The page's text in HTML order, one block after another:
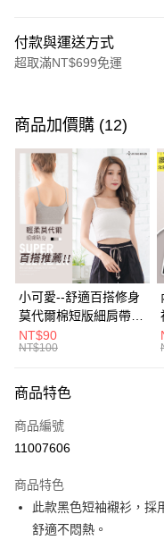
付款與運送方式
超取滿NT$699免運
信用卡一次付款
超商取貨付款
LINE Pay
Apple Pay
街口支付
悠遊付
Google Pay
全盈+PAY
大哥付你分期
【大哥付你分期使用說明】
1.本服務由台灣大哥大提供，
流程，驗證手機門號後，選擇
成交易。
3.實際核准額度、可分期數及
4.訂單成立30分鐘內，如未
AFTEE先享後付
【關於「AFTEE先享後付」】
AFTEE先享後付是「在收到
便利好安心！
１．簡單：不需註冊會員、不
ATM付款
商品加價購 (12)
小可愛--舒適百搭修身
莫代爾棉短版細肩帶素
色背心(白.黑.灰L-2L)-
U582眼圈熊中大尺碼
NT$90
NT$100
商品特色
商品編號
11007606
商品特色
此款黑色短袖襯衫，採
舒適不悶熱。